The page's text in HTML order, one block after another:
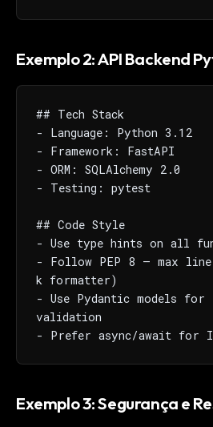
Exemplo 2: API Backend
## Tech Stack
- Language: Python 3.12
- Framework: FastAPI
- ORM: SQLAlchemy 2.0
- Testing: pytest
## Code Style
- Use type hints on all
- Follow PEP 8 — max
k formatter)
- Use Pydantic models for
validation
- Prefer async/await for
Exemplo 3: Segurança e